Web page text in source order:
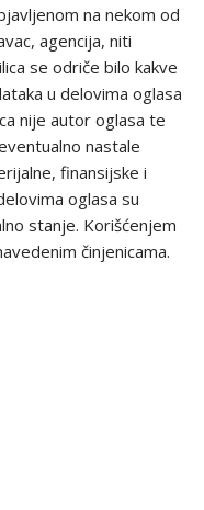
na nekom od
agencija, niti
se odriče bilo kakve
u delovima oglasa
nije autor oglasa te
nastale
finansijske i
oglasa su
stanje. Korišćenjem
činjenicama.